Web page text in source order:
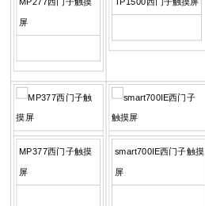
屏
MP377西门子触摸
屏
smart700IE西门子触摸
屏